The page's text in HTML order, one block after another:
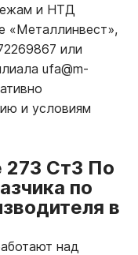
и НТД
«Металлинвест»,
или
ufa@m-
и условиям
273 Ст3 По
по
в
над